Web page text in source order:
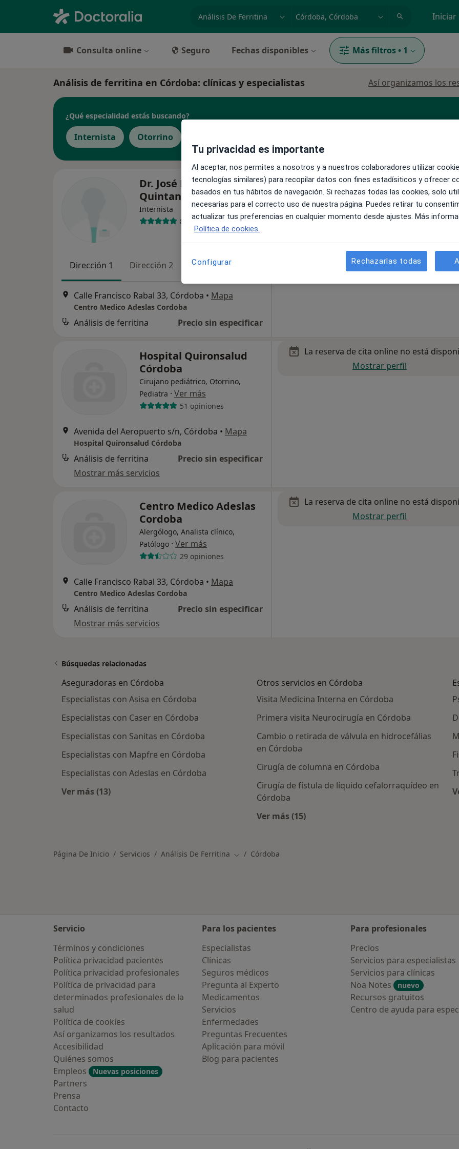
especialidad, enfermedad o nombre
p. ej. Madrid Iniciar
Consulta online Seguro Fechas disponibles Más filtros • 1
Análisis de ferritina en Córdoba: clínicas y especialistas Así organizamos los
¿Qué especialidad estás buscando?
Internista Otorrino
Dr. José María García
Quintana
Internista
8 opiniones
Dirección 1 Dirección 2
Calle Francisco Rabal 33, Córdoba • Mapa
Centro Medico Adeslas Cordoba
Análisis de ferritina Precio sin especificar
La reserva de cita online no está
Pedir una cita
Hospital Quironsalud
Córdoba
Cirujano pediátrico, Otorrino,
Pediatra · Ver más
51 opiniones
Avenida del Aeropuerto s/n, Córdoba • Mapa
Hospital Quironsalud Córdoba
Análisis de ferritina
Precio sin especificar
Mostrar más servicios
La reserva de cita online no está
Mostrar perfil
Centro Medico Adeslas
Cordoba
Alergólogo, Analista clínico,
Patólogo · Ver más
29 opiniones
Calle Francisco Rabal 33, Córdoba • Mapa
Centro Medico Adeslas Cordoba
Análisis de ferritina
Precio sin especificar
Mostrar más servicios
La reserva de cita online no está
Mostrar perfil
Búsquedas relacionadas
Aseguradoras en Córdoba
Especialistas con Asisa en Córdoba
Especialistas con Caser en Córdoba
Especialistas con Sanitas en Córdoba
Especialistas con Mapfre en Córdoba
Especialistas con Adeslas en Córdoba
Ver más (13)
Más en esta categoría: Aseguradoras en Córdoba
Otros servicios en Córdoba
Visita Medicina Interna en Córdoba
Primera visita Neurocirugía en Córdoba
Cambio o retirada de válvula en hidrocefálias
en Córdoba
Cirugía de columna en Córdoba
Cirugía de fístula de líquido cefalorraquídeo en
Córdoba
Ver más (15)
Página De Inicio Servicios Análisis De Ferritina Cambiar de ciudad
Córdoba
Servicio
Términos y condiciones
Política privacidad pacientes
Política privacidad profesionales
Política de privacidad para
determinados profesionales de la
salud
Política de cookies
Así organizamos los resultados
Accesibilidad
Quiénes somos
Empleos
Nuevas posiciones
Partners
Prensa
Contacto
Para los pacientes
Especialistas
Clínicas
Seguros médicos
Pregunta al Experto
Medicamentos
Servicios
Enfermedades
Preguntas Frecuentes
Aplicación para móvil
Blog para pacientes
Para profesionales
Precios
Servicios para especialistas
Servicios para clínicas
Noa Notes
nuevo
Recursos gratuitos
Centro de ayuda para
Tu privacidad es importante
Al aceptar, nos permites a nosotros y a nuestros colaboradores utilizar
tecnologías similares) para recopilar datos con fines estadísiticos y ofrecer
basados en tus hábitos de navegación. Si rechazas todas las cookies, solo
necesarias para el correcto uso de nuestra página. Puedes retirar tu
actualizar tus preferencias en cualquier momento desde ajustes. Más
Política de cookies.
Configurar Rechazarlas todas